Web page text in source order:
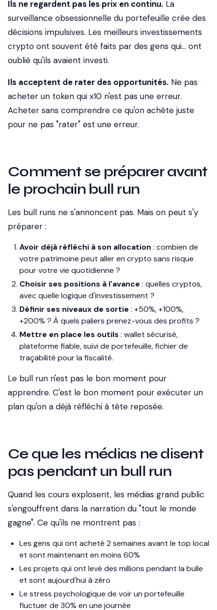
Ils ne regardent pas les prix en continu. La
surveillance obsessionnelle du portefeuille crée des
décisions impulsives. Les meilleurs investissements
crypto ont souvent été faits par des gens qui... ont
oublié qu'ils avaient investi.
Ils acceptent de rater des opportunités. Ne pas
acheter un token qui x10 n'est pas une erreur.
Acheter sans comprendre ce qu'on achète juste
pour ne pas "rater" est une erreur.
Comment se préparer avant
le prochain bull run
Les bull runs ne s'annoncent pas. Mais on peut s'y
préparer :
Avoir déjà réfléchi à son allocation : combien de
votre patrimoine peut aller en crypto sans risque
pour votre vie quotidienne ?
Choisir ses positions à l'avance : quelles cryptos,
avec quelle logique d'investissement ?
Définir ses niveaux de sortie : +50%, +100%,
+200% ? À quels paliers prenez-vous des profits ?
Mettre en place les outils : wallet sécurisé,
plateforme fiable, suivi de portefeuille, fichier de
traçabilité pour la fiscalité.
Le bull run n'est pas le bon moment pour
apprendre. C'est le bon moment pour exécuter un
plan qu'on a déjà réfléchi à tête reposée.
Ce que les médias ne disent
pas pendant un bull run
Quand les cours explosent, les médias grand public
s'engouffrent dans la narration du "tout le monde
gagne". Ce qu'ils ne montrent pas :
Les gens qui ont acheté 2 semaines avant le top local
et sont maintenant en moins 60%
Les projets qui ont levé des millions pendant la bulle
et sont aujourd'hui à zéro
Le stress psychologique de voir un portefeuille
fluctuer de 30% en une journée